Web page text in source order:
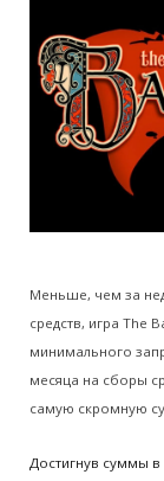
Меньше, чем за
средств, игра The
минимального
месяца на сборы
самую скромную
Достигнув суммы